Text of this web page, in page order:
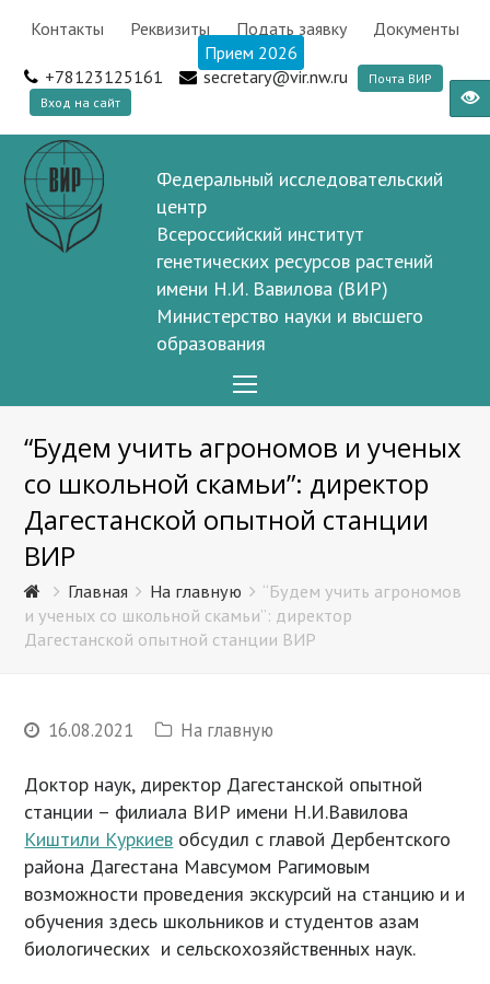
Контакты Реквизиты Подать заявку
Документы
Прием 2026
+78123125161
secretary@vir.nw.ru
Почта ВИР
Вход на сайт
Федеральный исследовательский
центр
Всероссийский институт
генетических ресурсов растений
имени Н.И. Вавилова (ВИР)
Министерство науки и высшего
образования
Menu
“Будем учить агрономов и ученых
со школьной скамьи”: директор
Дагестанской опытной станции
ВИР
Главная На главную
“Будем учить агрономов
и ученых со школьной скамьи”: директор
Дагестанской опытной станции ВИР
16.08.2021 На главную
Доктор наук, директор Дагестанской опытной
станции – филиала ВИР имени Н.И.Вавилова
Киштили Куркиев обсудил с главой Дербентского
района Дагестана Мавсумом Рагимовым
возможности проведения экскурсий на станцию и и
обучения здесь школьников и студентов азам
биологических и сельскохозяйственных наук.